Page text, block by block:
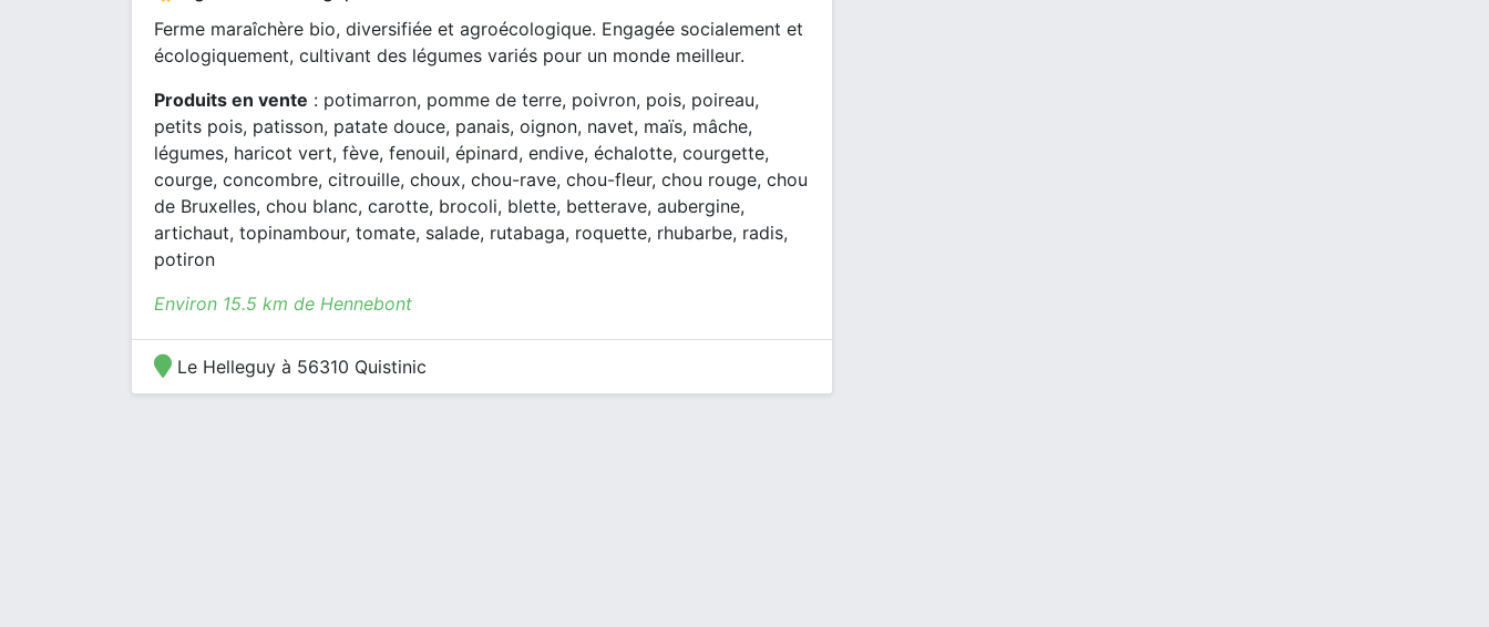
Ferme maraîchère bio, diversifiée et agroécologique. Engagée socialement et
écologiquement, cultivant des légumes variés pour un monde meilleur.
Produits en vente : potimarron, pomme de terre, poivron, pois, poireau,
petits pois, patisson, patate douce, panais, oignon, navet, maïs, mâche,
légumes, haricot vert, fève, fenouil, épinard, endive, échalotte, courgette,
courge, concombre, citrouille, choux, chou-rave, chou-fleur, chou rouge, chou
de Bruxelles, chou blanc, carotte, brocoli, blette, betterave, aubergine,
artichaut, topinambour, tomate, salade, rutabaga, roquette, rhubarbe, radis,
potiron
Environ 15.5 km de Hennebont
Le Helleguy à 56310 Quistinic